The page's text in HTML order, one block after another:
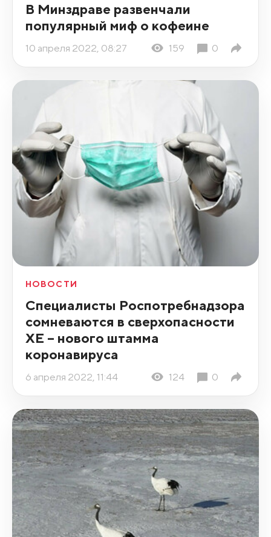
В Минздраве развенчали
популярный миф о кофеине
10 апреля 2022, 08:27 159 0
НОВОСТИ
Специалисты Роспотребнадзора
сомневаются в сверхопасности
ХЕ – нового штамма
коронавируса
6 апреля 2022, 11:44 124 0